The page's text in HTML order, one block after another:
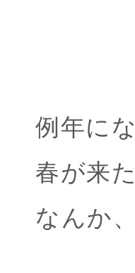
例年に
春が来
なんか